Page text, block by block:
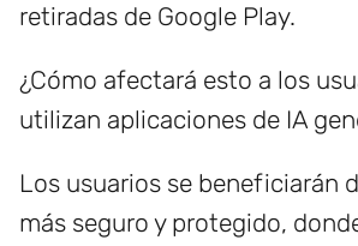
retiradas de Google Play.
¿Cómo afectará esto a los
utilizan aplicaciones de IA
Los usuarios se beneficiarán
más seguro y protegido,